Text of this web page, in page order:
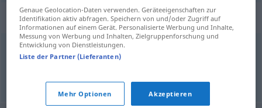
Synonyme für "beibehalten"
erhalten
© OpenThesaurus.de
Genaue Geolocation-Daten verwenden. Geräteeigenschaften zur
Identifikation aktiv abfragen. Speichern von und/oder Zugriff auf
Informationen auf einem Gerät. Personalisierte Werbung und Inhalte,
Messung von Werbung und Inhalten, Zielgruppenforschung und
Entwicklung von Dienstleistungen.
Liste der Partner (Lieferanten)
Mehr Optionen Akzeptieren